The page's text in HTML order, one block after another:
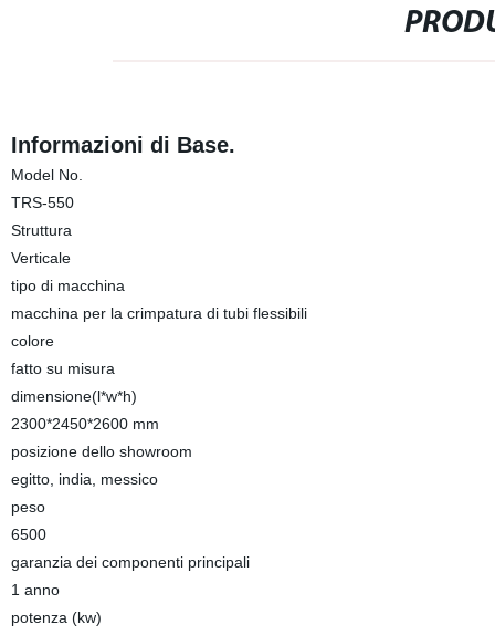
Informazioni di Base.
Model No.
TRS-550
Struttura
Verticale
tipo di macchina
macchina per la crimpatura di tubi flessibili
colore
fatto su misura
dimensione(l*w*h)
2300*2450*2600 mm
posizione dello showroom
egitto, india, messico
peso
6500
garanzia dei componenti principali
1 anno
potenza (kw)